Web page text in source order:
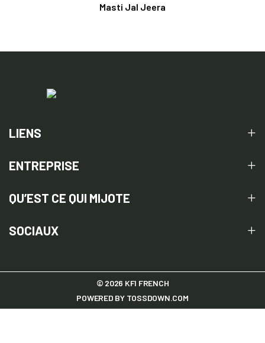
Masti Jal Jeera
LIENS
ENTREPRISE
QU’EST CE QUI MIJOTE
SOCIAUX
© 2026 KFI FRENCH
POWERED BY TOSSDOWN.COM